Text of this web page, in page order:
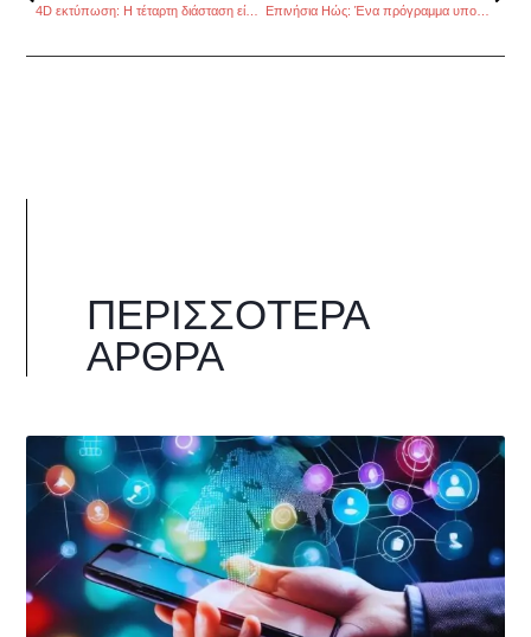
4D εκτύπωση: Η τέταρτη διάσταση είναι για τον χρόνο Επινήσια Ηώς: Ένα πρόγραμμα υποστήριξης των νέων στα νησιά του Αιγαίου
ΠΕΡΙΣΣΌΤΕΡΑ
ΆΡΘΡΑ